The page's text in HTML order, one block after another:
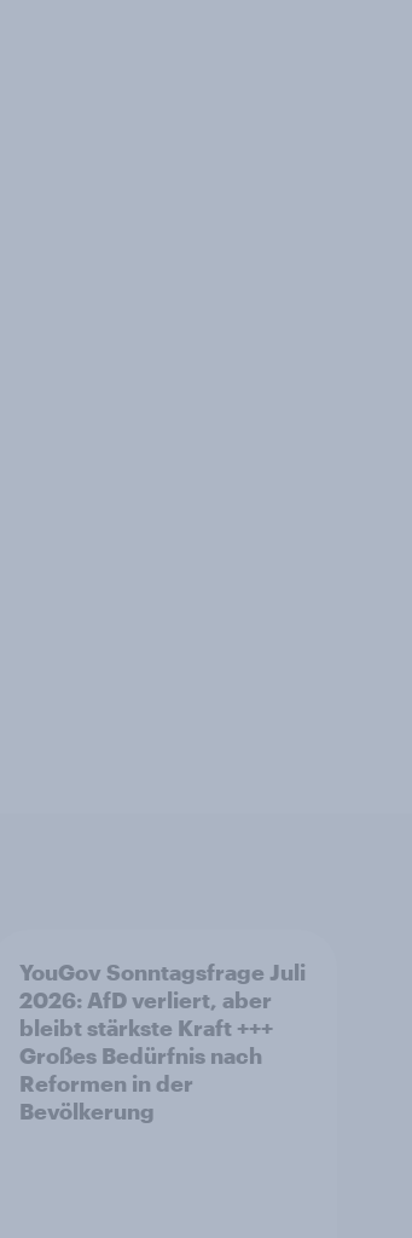
YouGov Sonntagsfrage Juli
2026: AfD verliert, aber
bleibt stärkste Kraft +++
Großes Bedürfnis nach
Reformen in der
Bevölkerung